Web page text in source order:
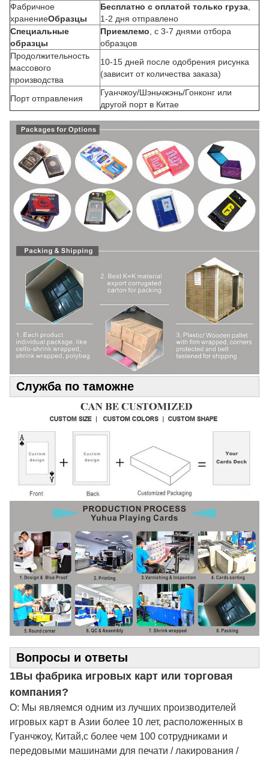
Фабричное
хранениеОбразцы
Бесплатно с оплатой только груза,
1-2 дня отправлено
Специальные
образцы
Приемлемо, с 3-7 днями отбора
образцов
Продолжительность
массового
производства
10-15 дней после одобрения рисунка
(зависит от количества заказа)
Порт отправления
Гуанчжоу/Шэньчжэнь/Гонконг или
другой порт в Китае
Служба по таможне
Вопросы и ответы
1Вы фабрика игровых карт или торговая
компания?
О: Мы являемся одним из лучших производителей
игровых карт в Азии более 10 лет, расположенных в
Гуанчжоу, Китай,с более чем 100 сотрудниками и
передовыми машинами для печати / лакирования /